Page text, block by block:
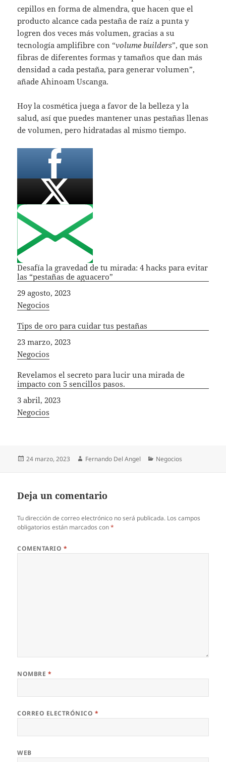
cepillos en forma de almendra, que hacen que el
producto alcance cada pestaña de raíz a punta y
logren dos veces más volumen, gracias a su
tecnología amplifibre con “volume builders”, que son
fibras de diferentes formas y tamaños que dan más
densidad a cada pestaña, para generar volumen”,
añade Ahinoam Uscanga.
Hoy la cosmética juega a favor de la belleza y la
salud, así que puedes mantener unas pestañas llenas
de volumen, pero hidratadas al mismo tiempo.
Desafía la gravedad de tu mirada: 4 hacks para evitar
las “pestañas de aguacero”
Fecha
29 agosto, 2023
In relation to
Negocios
Tips de oro para cuidar tus pestañas
Fecha
23 marzo, 2023
In relation to
Negocios
Revelamos el secreto para lucir una mirada de
impacto con 5 sencillos pasos.
Fecha
3 abril, 2023
In relation to
Negocios
Publicado
24 marzo, 2023 Autor
Fernando Del Angel Categorías
Negocios
Deja un comentario
Tu dirección de correo electrónico no será publicada. Los campos
obligatorios están marcados con*
COMENTARIO *
NOMBRE *
CORREO ELECTRÓNICO *
WEB